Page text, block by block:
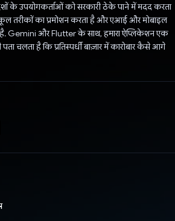
के उपयोगकर्ताओं को सरकारी ठेके पाने में मदद करता
तरीकों का प्रमोशन करता है और एआई और मोबाइल
Gemini और Flutter के साथ, हमारा ऐप्लिकेशन एक
चलता है कि प्रतिस्पर्धी बाज़ार में कारोबार कैसे आगे